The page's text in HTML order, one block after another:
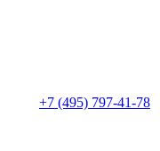
+7 (495) 797-41-78